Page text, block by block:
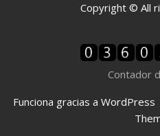
Copyright © All
Contador
Funciona gracias a WordPress